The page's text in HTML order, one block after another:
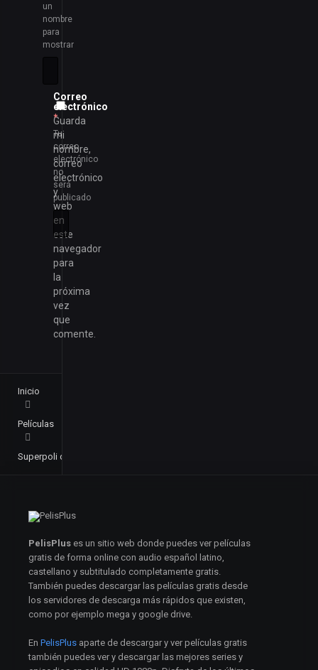
un
nombre
para
mostrar
Correo
electrónico
*
Tu
correo
electrónico
no
será
publicado
Guarda
mi
nombre,
correo
electrónico
y
web
en
este
navegador
para
la
próxima
vez
que
comente.
Inicio
Películas
Superpoli de centro comercial (2009)
PelisPlus es un sitio web donde puedes ver películas
gratis de forma online con audio español latino,
castellano y subtitulado completamente gratis.
También puedes descargar las películas gratis desde
los servidores de descarga más rápidos que existen,
como por ejemplo mega y google drive.
En PelisPlus aparte de descargar y ver películas gratis
también puedes ver y descargar las mejores series y